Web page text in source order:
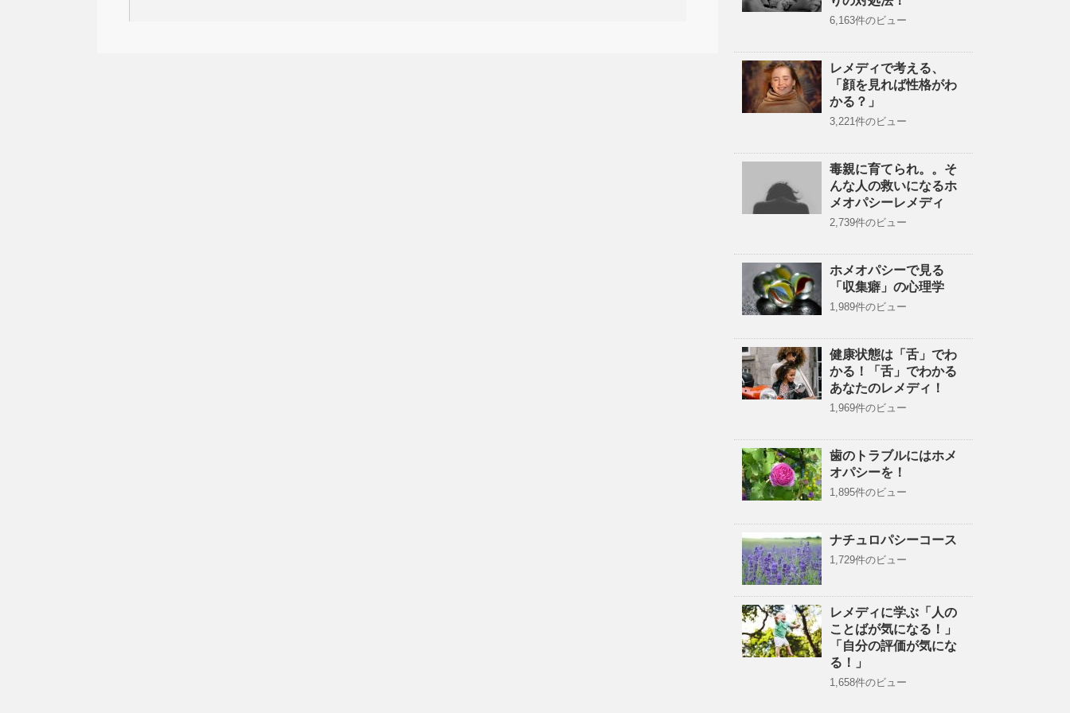
6,163件のビュー
レメディで考える、
「顔を見れば性格がわ
かる？」
3,221件のビュー
毒親に育てられ。。そ
んな人の救いになるホ
メオパシーレメディ
2,739件のビュー
ホメオパシーで見る
「収集癖」の心理学
1,989件のビュー
健康状態は「舌」でわ
かる！「舌」でわかる
あなたのレメディ！
1,969件のビュー
歯のトラブルにはホメ
オパシーを！
1,895件のビュー
ナチュロパシーコース
1,729件のビュー
レメディに学ぶ「人の
ことばが気になる！」
「自分の評価が気にな
る！」
1,658件のビュー